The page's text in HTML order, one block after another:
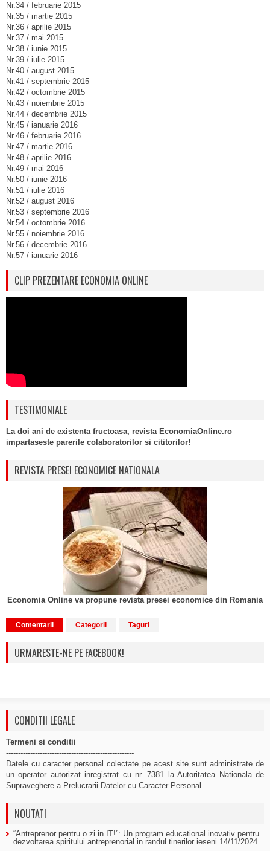
Nr.34 / februarie 2015
Nr.35 / martie 2015
Nr.36 / aprilie 2015
Nr.37 / mai 2015
Nr.38 / iunie 2015
Nr.39 / iulie 2015
Nr.40 / august 2015
Nr.41 / septembrie 2015
Nr.42 / octombrie 2015
Nr.43 / noiembrie 2015
Nr.44 / decembrie 2015
Nr.45 / ianuarie 2016
Nr.46 / februarie 2016
Nr.47 / martie 2016
Nr.48 / aprilie 2016
Nr.49 / mai 2016
Nr.50 / iunie 2016
Nr.51 / iulie 2016
Nr.52 / august 2016
Nr.53 / septembrie 2016
Nr.54 / octombrie 2016
Nr.55 / noiembrie 2016
Nr.56 / decembrie 2016
Nr.57 / ianuarie 2016
CLIP PREZENTARE ECONOMIA ONLINE
TESTIMONIALE
La doi ani de existenta fructoasa, revista EconomiaOnline.ro
impartaseste parerile colaboratorilor si cititorilor!
REVISTA PRESEI ECONOMICE NATIONALA
Economia Online va propune revista presei economice din Romania
Comentarii Categorii Taguri
URMARESTE-NE PE FACEBOOK!
CONDITII LEGALE
Termeni si conditii
-----------------------------------------------------
Datele cu caracter personal colectate pe acest site sunt administrate de
un operator autorizat inregistrat cu nr. 7381 la Autoritatea Nationala de
Supraveghere a Prelucrarii Datelor cu Caracter Personal.
NOUTATI
“Antreprenor pentru o zi in IT!”: Un program educational inovativ pentru
dezvoltarea spiritului antreprenorial in randul tinerilor ieseni 14/11/2024